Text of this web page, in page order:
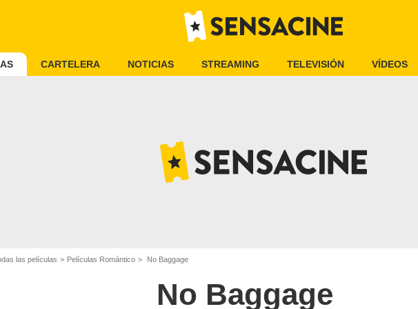
CARTELERA NOTICIAS STREAMING TELEVISIÓN VÍDEOS
las películas Películas Romántico No Baggage
No Baggage